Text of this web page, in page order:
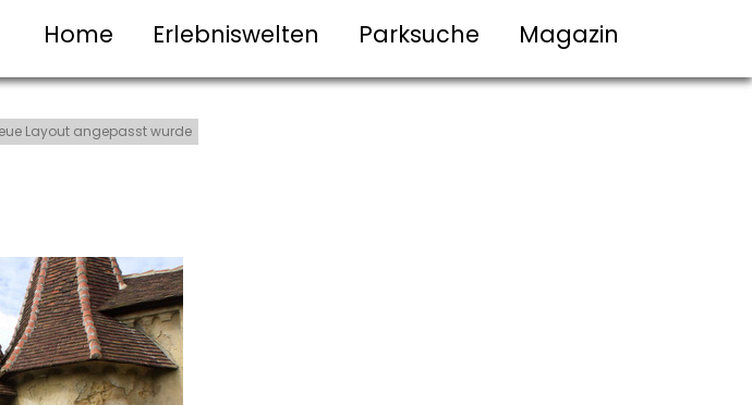
Home Erlebniswelten Parksuche Magazin
Layout angepasst wurde